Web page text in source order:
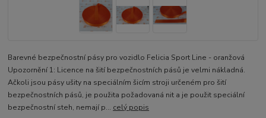
Barevné bezpečnostní pásy pro vozidlo Felicia Sport Line - oranžová
Upozornění 1: Licence na šití bezpečnostních pásů je velmi nákladná.
Ačkoli jsou pásy ušity na speciálním šicím stroji určeném pro šití
bezpečnostních pásů, je použita požadovaná nit a je použit speciální
bezpečnostní steh, nemají p... celý popis